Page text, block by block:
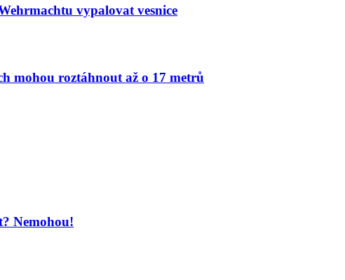
vypalovat vesnice
mohou roztáhnout až o 17 metrů
Nemohou!